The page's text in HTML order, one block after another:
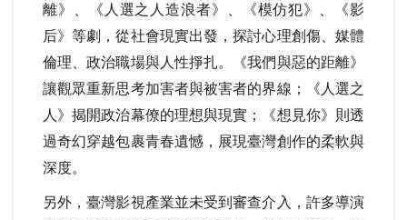
離》、《人選之人造浪者》、《模仿犯》、《影
后》等劇，從社會現實出發，探討心理創傷、媒體
倫理、政治職場與人性掙扎。《我們與惡的距離》
讓觀眾重新思考加害者與被害者的界線；《人選之
人》揭開政治幕僚的理想與現實；《想見你》則透
過奇幻穿越包裹青春遺憾，展現臺灣創作的柔軟與
深度。
另外，臺灣影視產業並未受到審查介入，許多導演